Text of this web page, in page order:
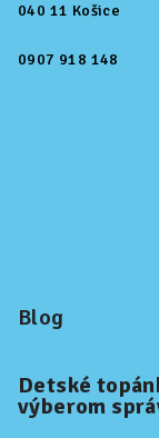
040 11 Košice
0907 918 148
Blog
Detské
výberom